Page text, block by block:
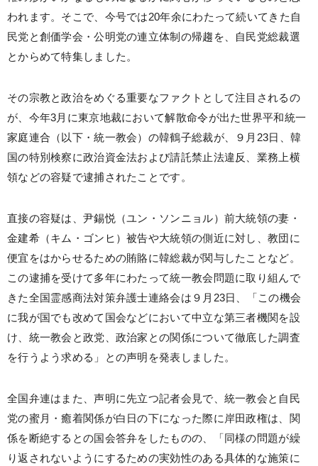
われます。そこで、今号では20年余にわたって続いてきた自
民党と創価学会・公明党の連立体制の帰趨を、自民党総裁選
とからめて特集しました。
その宗教と政治をめぐる重要なファクトとして注目されるの
が、今年3月に東京地裁において解散命令が出た世界平和統一
家庭連合（以下・統一教会）の韓鶴子総裁が、９月23日、韓
国の特別検察に政治資金法および請託禁止法違反、業務上横
領などの容疑で逮捕されたことです。
直接の容疑は、尹錫悦（ユン・ソンニョル）前大統領の妻・
金建希（キム・ゴンヒ）被告や大統領の側近に対し、教団に
便宜をはからせるための賄賂に韓総裁が関与したことなど。
この逮捕を受けて多年にわたって統一教会問題に取り組んで
きた全国霊感商法対策弁護士連絡会は９月23日、「この機会
に我が国でも改めて国会などにおいて中立な第三者機関を設
け、統一教会と政党、政治家との関係について徹底した調査
を行うよう求める」との声明を発表しました。
全国弁連はまた、声明に先立つ記者会見で、統一教会と自民
党の蜜月・癒着関係が白日の下になった際に岸田政権は、関
係を断絶するとの国会答弁をしたものの、「同様の問題が繰
り返されないようにするための実効性のある具体的な施策に